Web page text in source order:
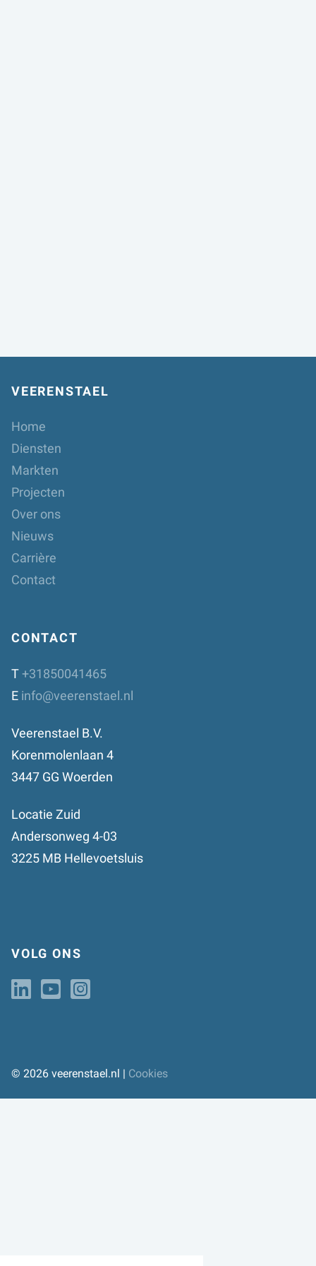
VEERENSTAEL
Home
Diensten
Markten
Projecten
Over ons
Nieuws
Carrière
Contact
CONTACT
T+31850041465
E info@veerenstael.nl
Veerenstael B.V.
Korenmolenlaan 4
3447 GG Woerden
Locatie Zuid
Andersonweg 4-03
3225 MB Hellevoetsluis
VOLG ONS
© 2026 veerenstael.nl | Cookies